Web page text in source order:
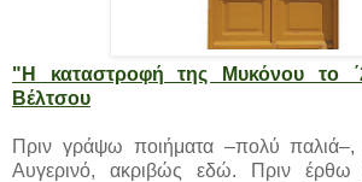
"Η καταστροφή της Μυκόνου το
Βέλτσου
Πριν γράψω ποιήματα –πολύ παλιά–,
Αυγερινό, ακριβώς εδώ. Πριν έρθω